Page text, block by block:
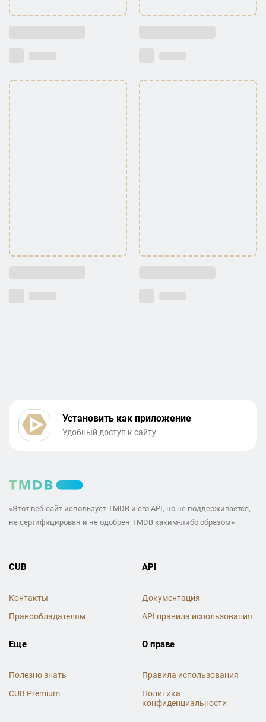
Установить как приложение
Удобный доступ к сайту
«Этот веб-сайт использует TMDB и его API, но не поддерживается,
не сертифицирован и не одобрен TMDB каким-либо образом»
CUB
Контакты
Правообладателям
API
Документация
API правила использования
Еще
Полезно знать
CUB Premium
О праве
Правила использования
Политика
конфиденциальности